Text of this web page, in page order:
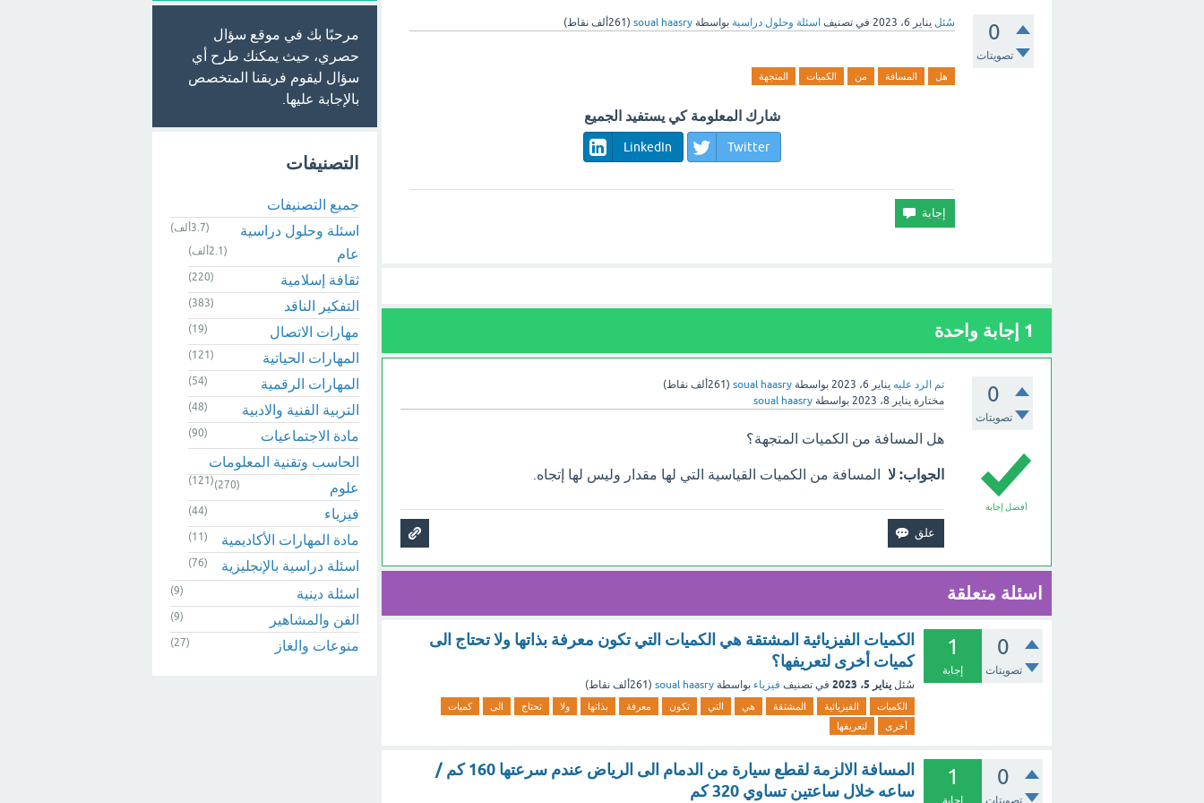
0
تصويتات
سُئل يناير 6، 2023 في تصنيف اسئلة وحلول دراسية بواسطة soual haasry
( 261ألف نقاط)
هل المسافة من الكميات المتجهة
شارك المعلومة كي يستفيد الجميع
Twitter
LinkedIn
1 إجابة واحدة
0
تصويتات
تم الرد عليه يناير 6، 2023 بواسطة soual haasry
(261ألف
نقاط)
مختارة يناير 8، 2023 بواسطة soual haasry
أفضل إجابة
هل المسافة من الكميات المتجهة؟
الجواب: لا المسافة من الكميات القياسية التي لها مقدار وليس لها إتجاه.
اسئلة متعلقة
0
تصويتات
1
إجابة
الكميات الفيزيائية المشتقة هي الكميات التي تكون معرفة بذاتها ولا تحتاج الى
كميات أخرى لتعريفها؟
سُئل يناير 5، 2023 في تصنيف فيزياء بواسطة soual haasry
( 261ألف نقاط)
الكميات الفيزيائية المشتقة هي التي تكون معرفة بذاتها ولا تحتاج الى
كميات
أخرى
لتعريفها
0
تصويتات
1
إجابة
المسافة الالزمة لقطع سيارة من الدمام الى الرياض عندم سرعتها 160 كم /
ساعه خلال ساعتين تساوي 320 كم
مرحبًا بك في موقع سؤال
حصري، حيث يمكنك طرح أي
سؤال ليقوم فريقنا المتخصص
بالإجابة عليها.
التصنيفات
جميع التصنيفات
اسئلة وحلول دراسية
(3.7ألف)
عام (2.1ألف)
ثقافة إسلامية (220)
التفكير الناقد (383)
مهارات الاتصال (19)
المهارات الحياتية (121)
المهارات الرقمية (54)
التربية الفنية والادبية (48)
مادة الاجتماعيات (90)
الحاسب وتقنية المعلومات
(121) علوم (270)
فيزياء (44)
مادة المهارات الأكاديمية (11)
اسئلة دراسية بالإنجليزية (76)
اسئلة دينية (9)
الفن والمشاهير (9)
منوعات والغاز (27)